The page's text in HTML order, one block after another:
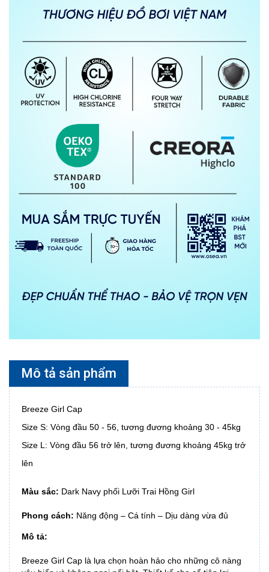
Mô tả sản phẩm
Breeze Girl Cap
Size S: Vòng đầu 50 - 56, tương đương khoảng 30 - 45kg
Size L: Vòng đầu 56 trở lên, tương đương khoảng 45kg trở
lên
Màu sắc: Dark Navy phối Lưỡi Trai Hồng Girl
Phong cách: Năng động – Cá tính – Dịu dàng vừa đủ
Mô tả:
Breeze Girl Cap là lựa chọn hoàn hảo cho những cô nàng